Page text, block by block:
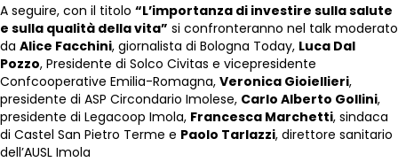
A seguire, con il titolo “L’importanza di investire sulla salute
e sulla qualità della vita” si confronteranno nel talk moderato
da Alice Facchini, giornalista di Bologna Today, Luca Dal
Pozzo, Presidente di Solco Civitas e vicepresidente
Confcooperative Emilia-Romagna, Veronica Gioiellieri,
presidente di ASP Circondario Imolese, Carlo Alberto Gollini,
presidente di Legacoop Imola, Francesca Marchetti, sindaca
di Castel San Pietro Terme e Paolo Tarlazzi, direttore sanitario
dell’AUSL Imola